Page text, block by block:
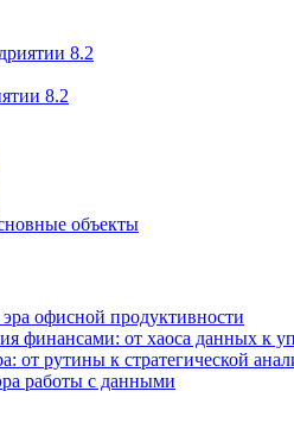
8.2
8.2
объекты
офисной продуктивности
финансами: от хаоса данных к
от рутины к стратегической
работы с данными